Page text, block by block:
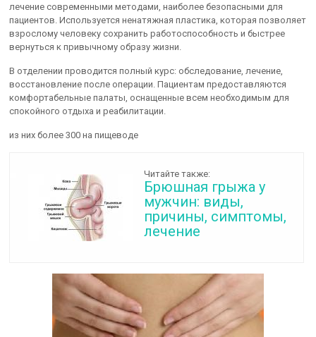
лечение современными методами, наиболее безопасными для
пациентов. Используется ненатяжная пластика, которая позволяет
взрослому человеку сохранить работоспособность и быстрее
вернуться к привычному образу жизни.
В отделении проводится полный курс: обследование, лечение,
восстановление после операции. Пациентам предоставляются
комфортабельные палаты, оснащенные всем необходимым для
спокойного отдыха и реабилитации.
из них более 300 на пищеводе
Читайте также:
Брюшная грыжа у
мужчин: виды,
причины, симптомы,
лечение